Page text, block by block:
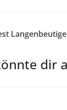
dir